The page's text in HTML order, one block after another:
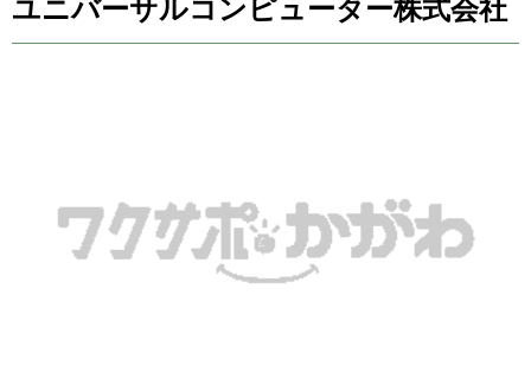
で選ぶ
ユニバーサルコンピューター株式会社